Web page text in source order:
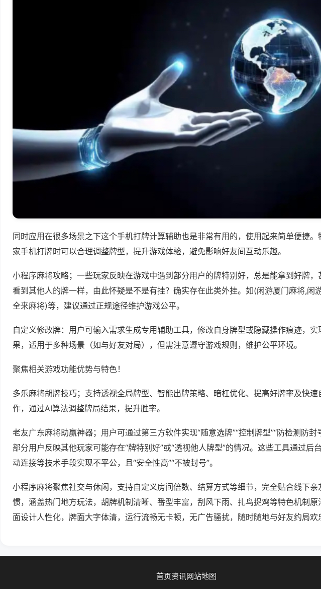
同时应用在很多场景之下这个手机打牌计算辅助也是非常有用的，使用起来简单便捷。
家手机打牌时可以合理调整牌型，提升游戏体验，避免影响好友间互动乐趣。
小程序麻将攻略；一些玩家反映在游戏中遇到部分用户的牌特别好，总是能拿到好牌，
看到其他人的牌一样，由此怀疑是不是有挂？确实存在此类外挂。如(闲游厦门麻将,闲
全来麻将)等，建议通过正规途径维护游戏公平。
自定义修改牌：用户可输入需求生成专用辅助工具，修改自身牌型或隐藏操作痕迹，实
果，适用于多种场景（如与好友对局），但需注意遵守游戏规则，维护公平环境。
聚焦相关游戏功能优势与特色！
多乐麻将胡牌技巧；支持透视全局牌型、智能出牌策略、暗杠优化、提高好牌率及快速
作，通过AI算法调整牌局结果，提升胜率。
老友广东麻将助赢神器；用户可通过第三方软件实现“随意选牌”“控制牌型”“防检测防封
部分用户反映其他玩家可能存在“牌特别好”或“透视他人牌型”的情况。这些工具通过后
动连接等技术手段实现不平公，且“安全性高”“不被封号”。
小程序麻将聚焦社交与休闲，支持自定义房间倍数、结算方式等细节，完全贴合线下亲
惯，涵盖热门地方玩法，胡牌机制清晰、番型丰富，刮风下雨、扎鸟捉鸡等特色机制原
面设计人性化，牌面大字体清，运行流畅无卡顿，无广告骚扰，随时随地与好友约局欢
首页资讯网站地图